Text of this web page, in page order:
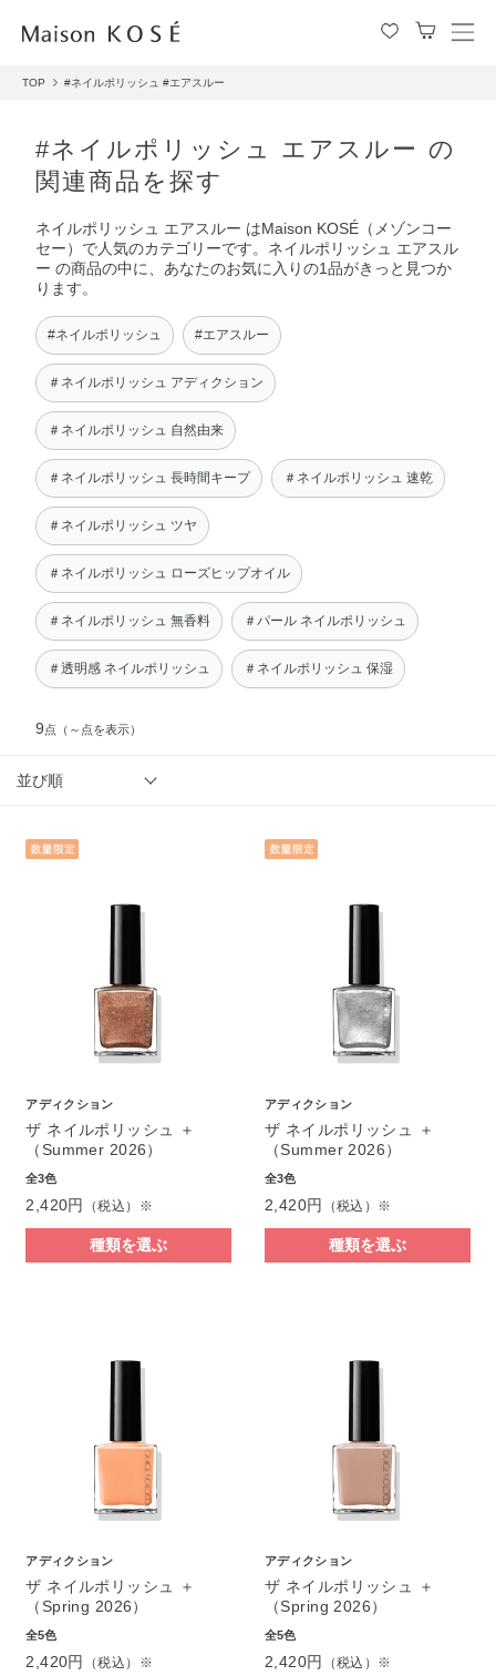
メ
TOP #ネイルポリッシュ #エアスルー
#ネイルポリッシュ エアスルー の
関連商品を探す
ネイルポリッシュ エアスルー はMaison KOSÉ（メゾンコー
セー）で人気のカテゴリーです。ネイルポリッシュ エアスル
ー の商品の中に、あなたのお気に入りの1品がきっと見つか
ります。
#ネイルポリッシュ #エアスルー
＃ネイルポリッシュ アディクション
＃ネイルポリッシュ 自然由来
＃ネイルポリッシュ 長時間キープ ＃ネイルポリッシュ 速乾
＃ネイルポリッシュ ツヤ
＃ネイルポリッシュ ローズヒップオイル
＃ネイルポリッシュ 無香料 ＃パール ネイルポリッシュ
＃透明感 ネイルポリッシュ ＃ネイルポリッシュ 保湿
9点 （～点を表示）
並び順
アディクション
ザ ネイルポリッシュ ＋
（Summer 2026）
全3色
2,420円 （税込）※
種類を選ぶ
アディクション
ザ ネイルポリッシュ ＋
（Summer 2026）
全3色
2,420円 （税込）※
種類を選ぶ
アディクション
ザ ネイルポリッシュ ＋
（Spring 2026）
全5色
2,420円 （税込）※
アディクション
ザ ネイルポリッシュ ＋
（Spring 2026）
全5色
2,420円 （税込）※